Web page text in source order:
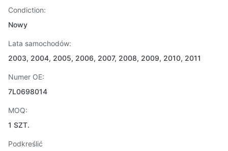
Condiction:
Nowy
Lata samochodów:
2003, 2004, 2005, 2006, 2007, 2008, 2009, 2010, 2011
Numer OE:
7L0698014
MOQ:
1 SZT.
Podkreślić